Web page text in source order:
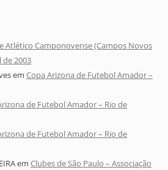
Atlético Camponovense (Campos Novos
de 2003
em Copa Arizona de Futebol Amador –
de Futebol Amador – Rio de
de Futebol Amador – Rio de
em Clubes de São Paulo – Associação